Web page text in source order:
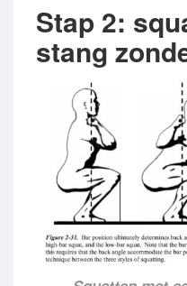
Stap 2:
stang